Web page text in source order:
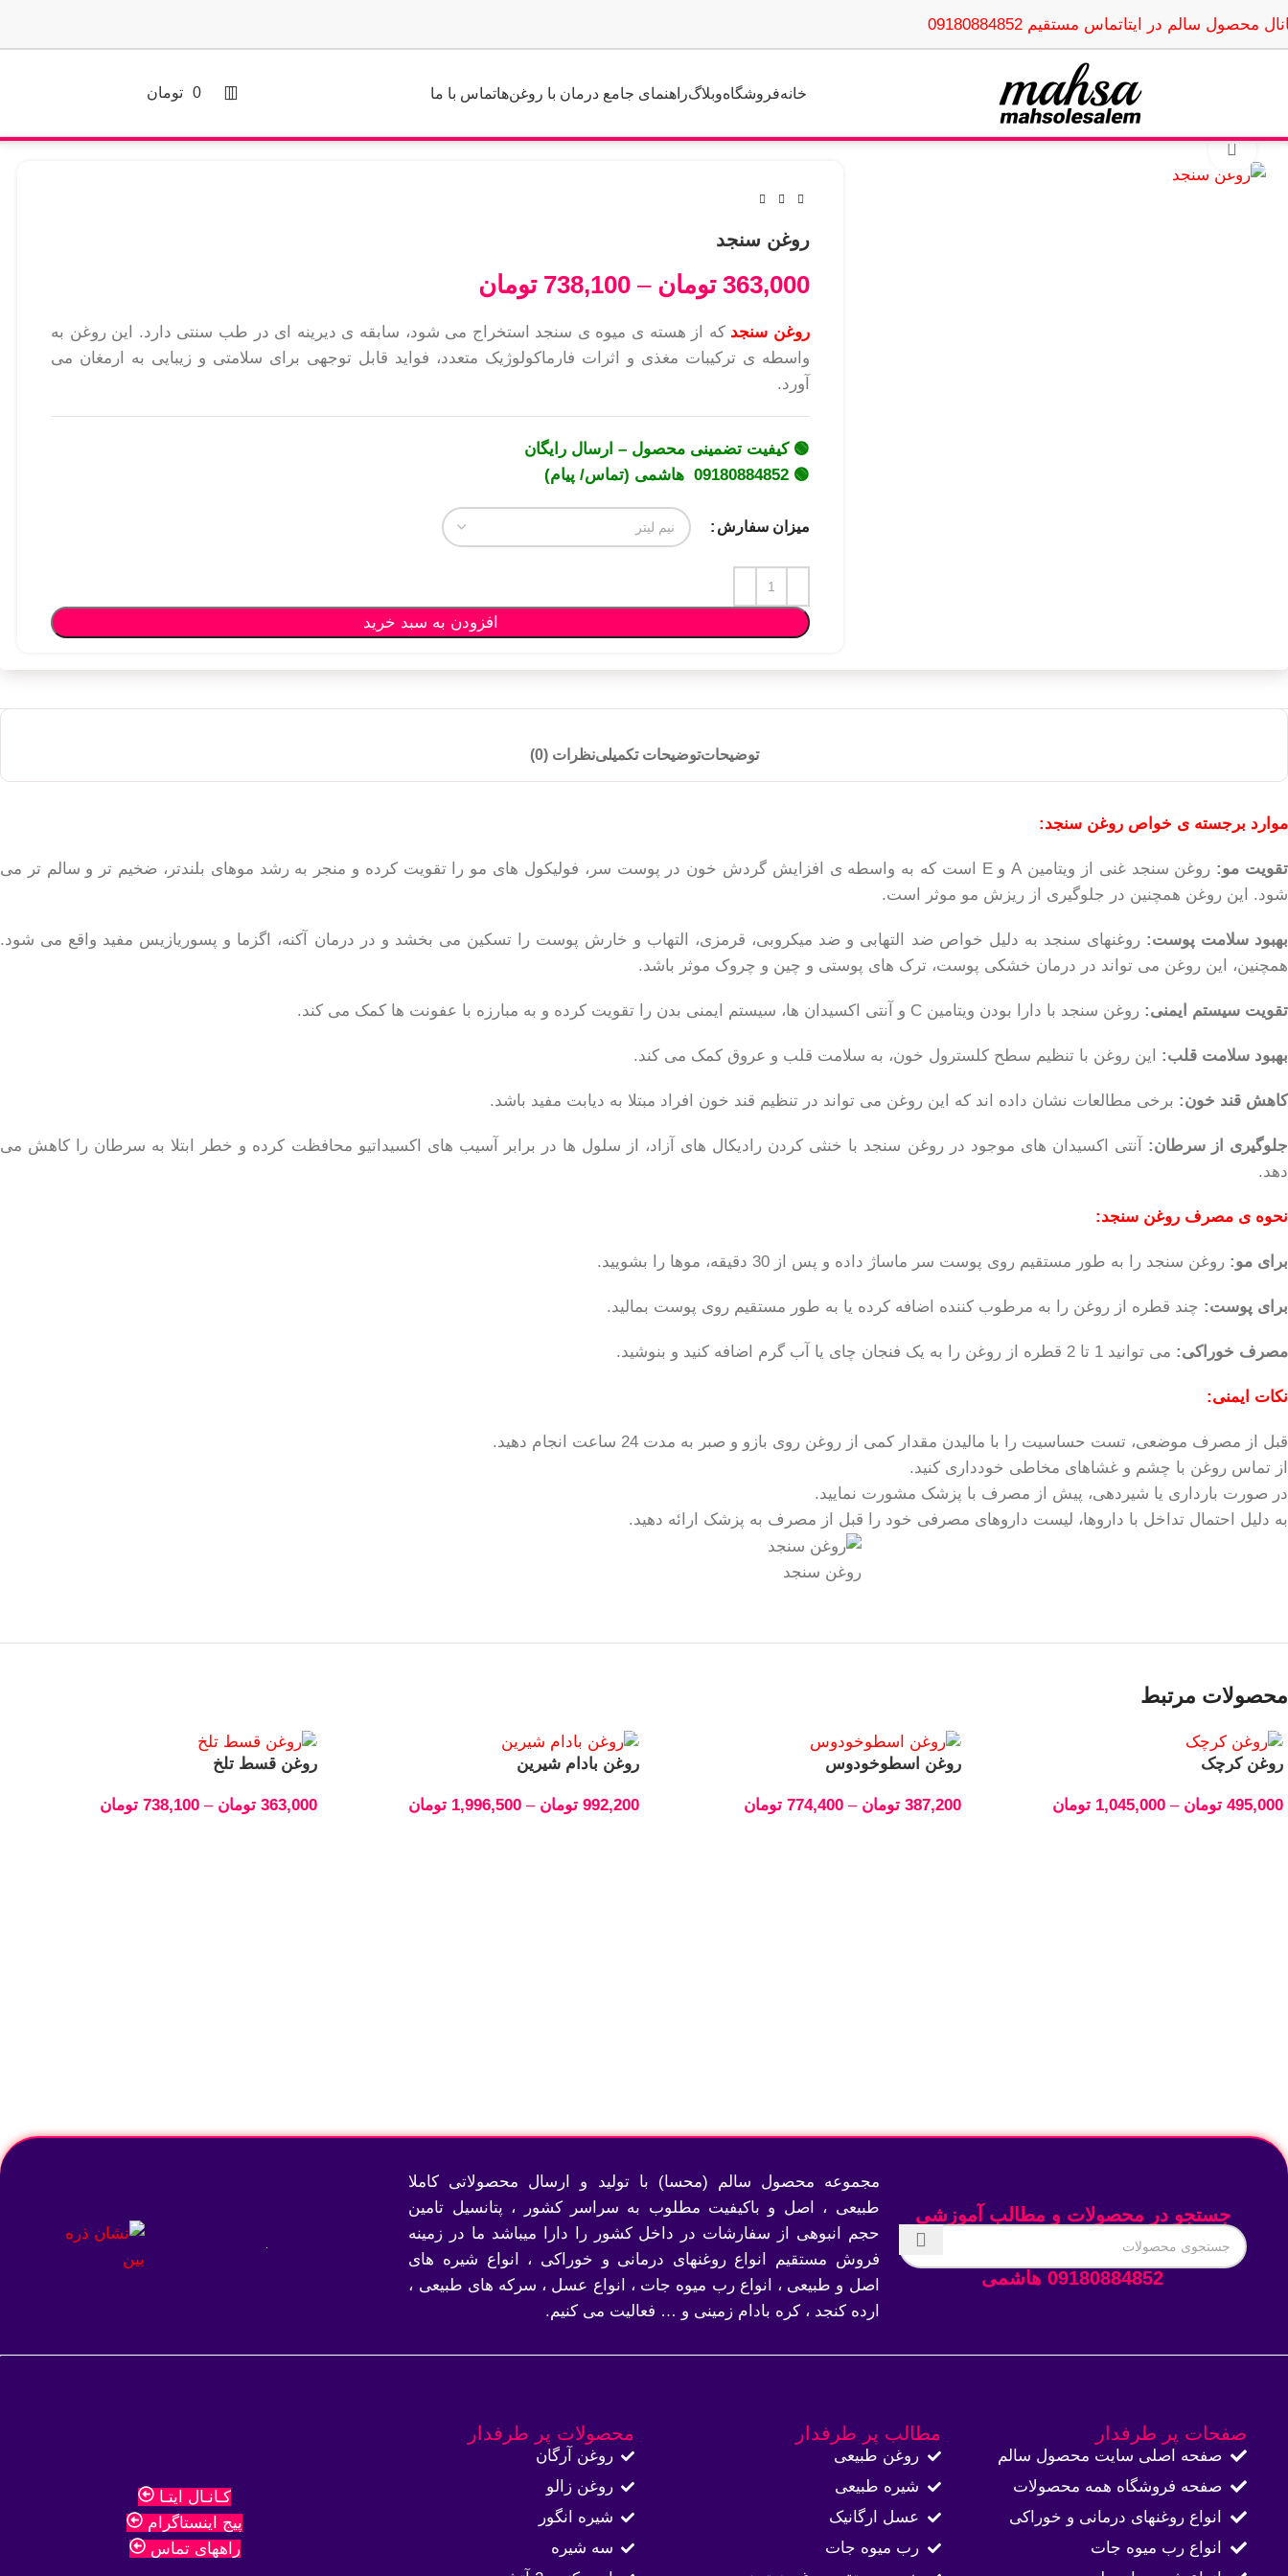
محصول سالم در ایتاتماس مستقیم 09180884852
خانهفروشگاهوبلاگراهنمای جامع درمان با روغن‌هاتماس با ما 0 تومان
روغن سنجد
363,000 تومان –
738,100 تومان
روغن سنجد که از هسته ی میوه ی سنجد استخراج می شود، سابقه ی دیرینه ای در طب سنتی دارد. این روغن به
واسطه ی ترکیبات مغذی و اثرات فارماکولوژیک متعدد، فواید قابل توجهی برای سلامتی و زیبایی به ارمغان می
آورد.
🟢 کیفیت تضمینی محصول – ارسال رایگان
🟢 09180884852 هاشمی (تماس/ پیام)
میزان سفارش
افزودن به سبد خرید
توضیحاتتوضیحات تکمیلینظرات (0)
موارد برجسته ی خواص روغن سنجد:
تقویت مو:
روغن سنجد غنی از ویتامین A و E است که به واسطه ی افزایش گردش خون در پوست سر، فولیکول های مو را تقویت کرده و منجر به رشد موهای بلندتر، ضخیم تر و سالم تر می
شود. این روغن همچنین در جلوگیری از ریزش مو موثر است.
بهبود سلامت پوست: روغنهای سنجد به دلیل خواص ضد التهابی و ضد میکروبی، قرمزی، التهاب و خارش پوست را تسکین می بخشد و در درمان آکنه، اگزما و پسوریازیس مفید واقع می شود.
همچنین، این روغن می تواند در درمان خشکی پوست، ترک های پوستی و چین و چروک موثر باشد.
تقویت سیستم ایمنی: روغن سنجد با دارا بودن ویتامین C و آنتی اکسیدان ها، سیستم ایمنی بدن را تقویت کرده و به مبارزه با عفونت ها کمک می کند.
بهبود سلامت قلب: این روغن با تنظیم سطح کلسترول خون، به سلامت قلب و عروق کمک می کند.
کاهش قند خون: برخی مطالعات نشان داده اند که این روغن می تواند در تنظیم قند خون افراد مبتلا به دیابت مفید باشد.
جلوگیری از سرطان: آنتی اکسیدان های موجود در روغن سنجد با خنثی کردن رادیکال های آزاد، از سلول ها در برابر آسیب های اکسیداتیو محافظت کرده و خطر ابتلا به سرطان را کاهش می
دهد.
نحوه ی مصرف روغن سنجد:
برای مو: روغن سنجد را به طور مستقیم روی پوست سر ماساژ داده و پس از 30 دقیقه، موها را بشویید.
برای پوست: چند قطره از روغن را به مرطوب کننده اضافه کرده یا به طور مستقیم روی پوست بمالید.
مصرف خوراکی: می توانید 1 تا 2 قطره از روغن را به یک فنجان چای یا آب گرم اضافه کنید و بنوشید.
نکات ایمنی:
قبل از مصرف موضعی، تست حساسیت را با مالیدن مقدار کمی از روغن روی بازو و صبر به مدت 24 ساعت انجام دهید.
از تماس روغن با چشم و غشاهای مخاطی خودداری کنید.
در صورت بارداری یا شیردهی، پیش از مصرف با پزشک مشورت نمایید.
به دلیل احتمال تداخل با داروها، لیست داروهای مصرفی خود را قبل از مصرف به پزشک ارائه دهید.
روغن سنجد
محصولات مرتبط
روغن کرچک
495,000 تومان –
1,045,000 تومان
روغن اسطوخودوس
387,200 تومان –
774,400 تومان
روغن بادام شیرین
992,200 تومان –
1,996,500 تومان
روغن قسط تلخ
363,000 تومان –
738,100 تومان
جستجو در محصولات و مطالب آموزشی
09180884852 هاشمی
مجموعه محصول سالم (محسا) با تولید و ارسال محصولاتی کاملا
طبیعی ، اصل و باکیفیت مطلوب به سراسر کشور ، پتانسیل تامین
حجم انبوهی از سفارشات در داخل کشور را دارا میباشد ما در زمینه
فروش مستقیم انواع روغنهای درمانی و خوراکی ، انواع شیره های
اصل و طبیعی ، انواع رب میوه جات ، انواع عسل ، سرکه های طبیعی ،
ارده کنجد ، کره بادام زمینی و … فعالیت می کنیم.
صفحات پر طرفدار
صفحه اصلی سایت محصول سالم
صفحه فروشگاه همه محصولات​
انواع روغنهای درمانی و خوراکی
انواع رب میوه جات
مطالب پر طرفدار
روغن طبیعی
شیره طبیعی
عسل ارگانیک
رب میوه جات
محصولات پر طرفدار
روغن آرگان
روغن زالو
شیره انگور
سه شیره
کـانـال ایتـا
پیج اینستاگرام
راههای تماس